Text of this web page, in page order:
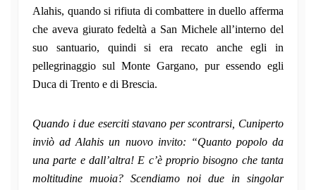
Alahis, quando si rifiuta di combattere in duello afferma
che aveva giurato fedeltà a San Michele all’interno del
suo santuario, quindi si era recato anche egli in
pellegrinaggio sul Monte Gargano, pur essendo egli
Duca di Trento e di Brescia.
Quando i due eserciti stavano per scontrarsi, Cuniperto
inviò ad Alahis un nuovo invito: “Quanto popolo da
una parte e dall’altra! E c’è proprio bisogno che tanta
moltitudine muoia? Scendiamo noi due in singolar